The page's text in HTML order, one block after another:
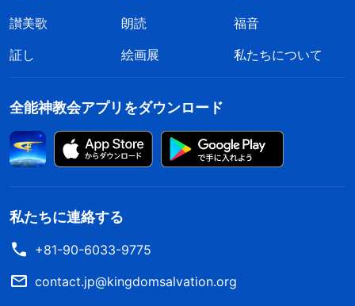
讃美歌
朗読
福音
証し
絵画展 私たちについて
全能神教会アプリをダウンロード
私たちに連絡する
+81-90-6033-9775
contact.jp@kingdomsalvation.org